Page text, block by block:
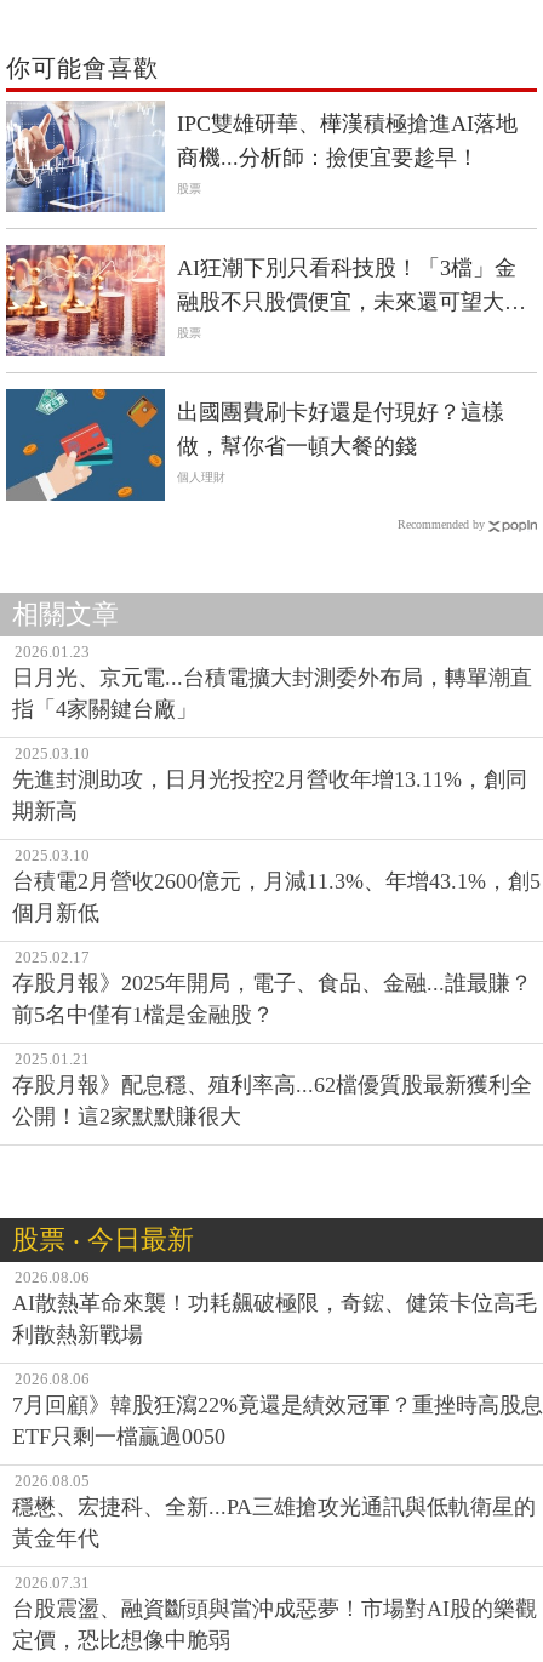
你可能會喜歡
IPC雙雄研華、樺漢積極搶進AI落地
商機...分析師：撿便宜要趁早！
股票
AI狂潮下別只看科技股！「3檔」金
融股不只股價便宜，未來還可望大暴
漲？
股票
出國團費刷卡好還是付現好？這樣
做，幫你省一頓大餐的錢
個人理財
Recommended by
相關文章
2026.01.23
日月光、京元電...台積電擴大封測委外布局，轉單潮直
指「4家關鍵台廠」
2025.03.10
先進封測助攻，日月光投控2月營收年增13.11%，創同
期新高
2025.03.10
台積電2月營收2600億元，月減11.3%、年增43.1%，創5
個月新低
2025.02.17
存股月報》2025年開局，電子、食品、金融...誰最賺？
前5名中僅有1檔是金融股？
2025.01.21
存股月報》配息穩、殖利率高...62檔優質股最新獲利全
公開！這2家默默賺很大
股票 ‧ 今日最新
2026.08.06
AI散熱革命來襲！功耗飆破極限，奇鋐、健策卡位高毛
利散熱新戰場
2026.08.06
7月回顧》韓股狂瀉22%竟還是績效冠軍？重挫時高股息
ETF只剩一檔贏過0050
2026.08.05
穩懋、宏捷科、全新...PA三雄搶攻光通訊與低軌衛星的
黃金年代
2026.07.31
台股震盪、融資斷頭與當沖成惡夢！市場對AI股的樂觀
定價，恐比想像中脆弱